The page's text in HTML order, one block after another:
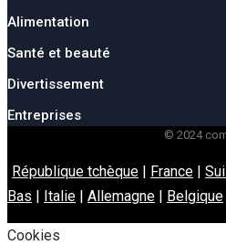
Alimentation
Santé et beauté
Divertissement
Entreprises
© 2024
République tchèque | France |
Bas | Italie | Allemagne | Belgique
Cookies